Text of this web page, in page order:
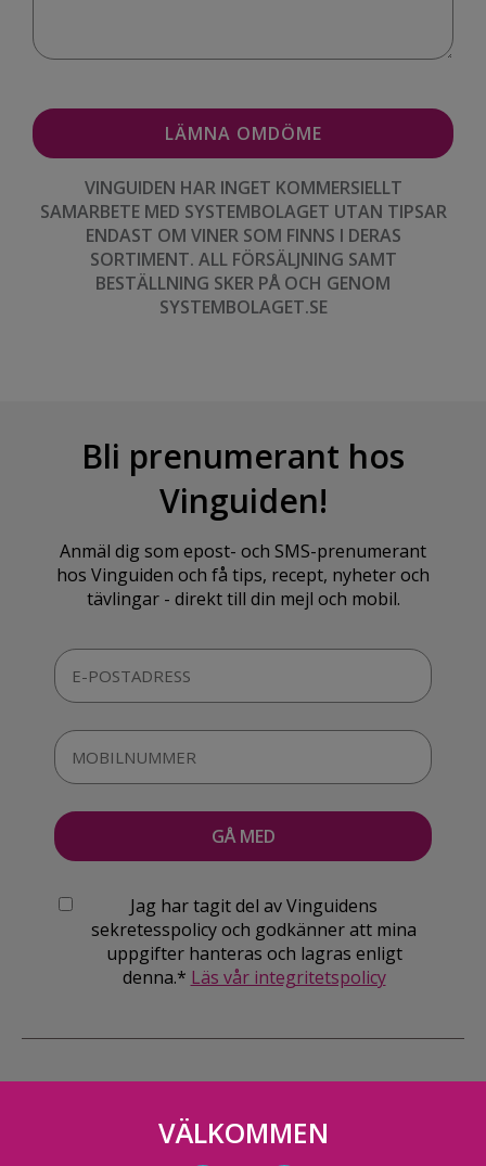
VINGUIDEN HAR INGET KOMMERSIELLT
SAMARBETE MED SYSTEMBOLAGET UTAN TIPSAR
ENDAST OM VINER SOM FINNS I DERAS
SORTIMENT. ALL FÖRSÄLJNING SAMT
BESTÄLLNING SKER PÅ OCH GENOM
SYSTEMBOLAGET.SE
Bli prenumerant hos
Vinguiden!
Anmäl dig som epost- och SMS-prenumerant
hos Vinguiden och få tips, recept, nyheter och
tävlingar - direkt till din mejl och mobil.
Jag har tagit del av Vinguidens
sekretesspolicy och godkänner att mina
uppgifter hanteras och lagras enligt
denna.* Läs vår integritetspolicy
VÄLKOMMEN